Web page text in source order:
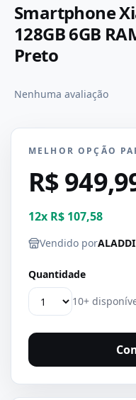
Smartphone
128GB 6GB
Preto
Nenhuma avaliação
MELHOR OPÇÃO
R$
12x R$ 107,58
Vendido por
Quantidade
10+